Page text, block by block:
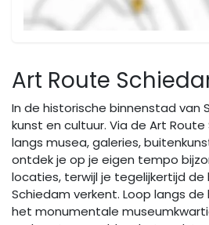
Art Route
In de historische binnenstad van
kunst en cultuur. Via de Art
langs musea, galeries,
ontdek je op je eigen tempo
locaties, terwijl je tegelijkertijd de
Schiedam verkent. Loop langs
het monumentale